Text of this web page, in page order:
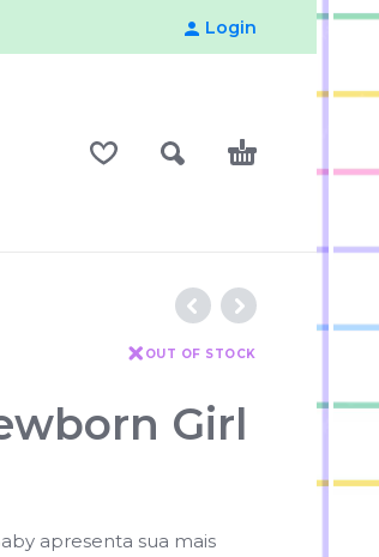
Login
OUT OF STOCK
Girl
apresenta sua mais